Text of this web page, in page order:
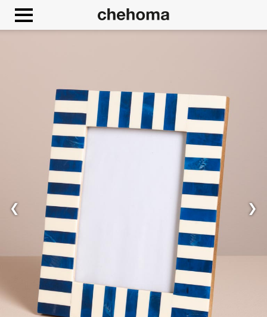
❮ ❯
Google Maps est désactivé.
Panneau de gestion des cookies